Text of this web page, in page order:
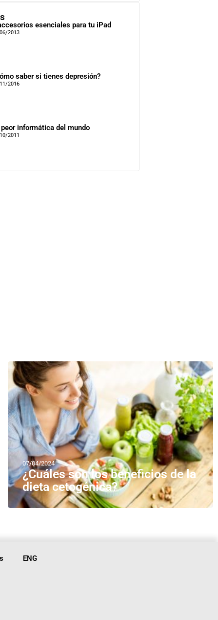
esenciales para tu iPad
2013
saber si tienes depresión?
2016
peor informática del mundo
2011
07/04/2024
¿Cuáles son los beneficios de la
dieta cetogénica?
ENG